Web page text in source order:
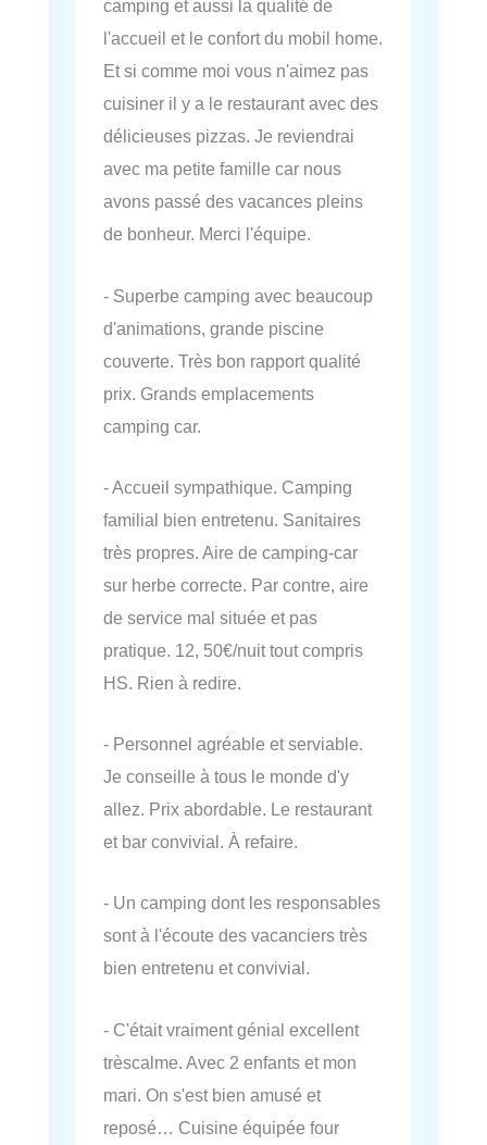
camping et aussi la qualité de
l'accueil et le confort du mobil home.
Et si comme moi vous n'aimez pas
cuisiner il y a le restaurant avec des
délicieuses pizzas. Je reviendrai
avec ma petite famille car nous
avons passé des vacances pleins
de bonheur. Merci l'équipe.
- Superbe camping avec beaucoup
d'animations, grande piscine
couverte. Très bon rapport qualité
prix. Grands emplacements
camping car.
- Accueil sympathique. Camping
familial bien entretenu. Sanitaires
très propres. Aire de camping-car
sur herbe correcte. Par contre, aire
de service mal située et pas
pratique. 12, 50€/nuit tout compris
HS. Rien à redire.
- Personnel agréable et serviable.
Je conseille à tous le monde d'y
allez. Prix abordable. Le restaurant
et bar convivial. À refaire.
- Un camping dont les responsables
sont à l'écoute des vacanciers très
bien entretenu et convivial.
- C'était vraiment génial excellent
trèscalme. Avec 2 enfants et mon
mari. On s'est bien amusé et
reposé… Cuisine équipée four